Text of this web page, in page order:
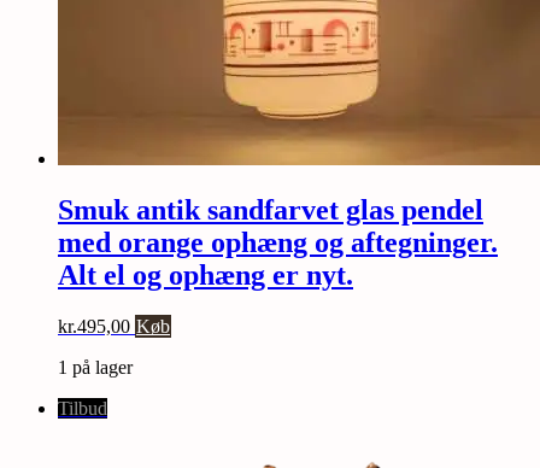
Smuk antik sandfarvet glas pendel
med orange ophæng og aftegninger.
Alt el og ophæng er nyt.
kr.495,00 Køb
1 på lager
Tilbud